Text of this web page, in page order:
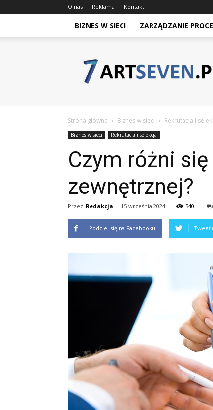
O nas Reklama Kontakt
BIZNES W SIECI ZARZĄDZANIE
Strona główna Biznes w sieci Rekrutacja i
Biznes w sieci Rekrutacja i selekcja
Czym różni
zewnętrznej?
Przez Redakcja - 15 września 2024 540
Podziel się na Facebooku Tweet